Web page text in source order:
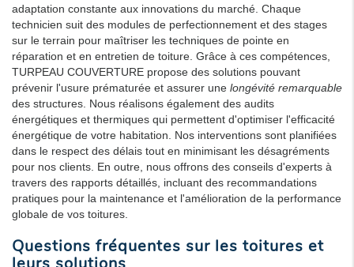
adaptation constante aux innovations du marché. Chaque
technicien suit des modules de perfectionnement et des stages
sur le terrain pour maîtriser les techniques de pointe en
réparation et en entretien de toiture. Grâce à ces compétences,
TURPEAU COUVERTURE propose des solutions pouvant
prévenir l'usure prématurée et assurer une longévité remarquable
des structures. Nous réalisons également des audits
énergétiques et thermiques qui permettent d'optimiser l'efficacité
énergétique de votre habitation. Nos interventions sont planifiées
dans le respect des délais tout en minimisant les désagréments
pour nos clients. En outre, nous offrons des conseils d'experts à
travers des rapports détaillés, incluant des recommandations
pratiques pour la maintenance et l'amélioration de la performance
globale de vos toitures.
Questions fréquentes sur les toitures et